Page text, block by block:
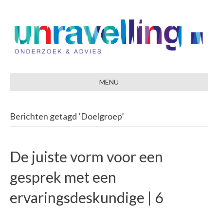
MENU
Berichten getagd ‘Doelgroep’
De juiste vorm voor een
gesprek met een
ervaringsdeskundige | 6